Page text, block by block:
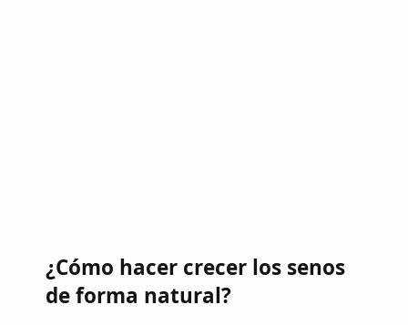
¿Cómo hacer crecer los senos
de forma natural?